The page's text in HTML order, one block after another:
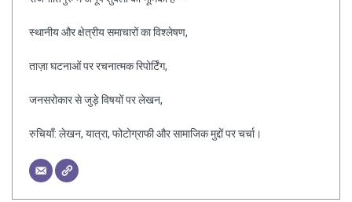
स्थानीय और क्षेत्रीय समाचारों का विश्लेषण,
ताज़ा घटनाओं पर रचनात्मक रिपोर्टिंग,
जनसरोकार से जुड़े विषयों पर लेखन,
रुचियाँ: लेखन, यात्रा, फोटोग्राफी और सामाजिक मुद्दों पर चर्चा।